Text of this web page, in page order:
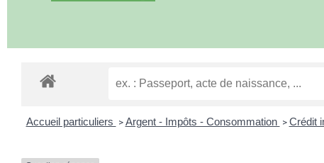
Accueil particuliers > Argent - Impôts - Consommation > Crédit